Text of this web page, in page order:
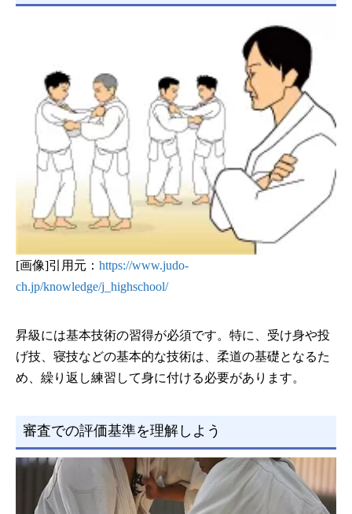
[画像]引用元： https://www.judo-
ch.jp/knowledge/j_highschool/
昇級には基本技術の習得が必須です。特に、受け身や投
げ技、寝技などの基本的な技術は、柔道の基礎となるた
め、繰り返し練習して身に付ける必要があります。
審査での評価基準を理解しよう